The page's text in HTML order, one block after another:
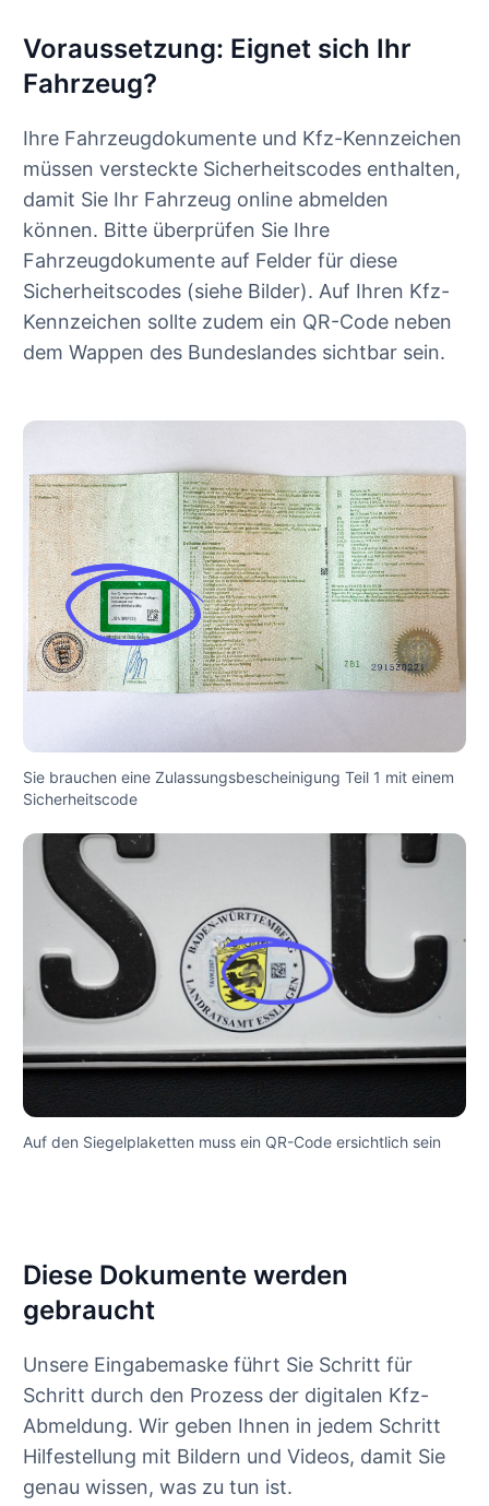
Voraussetzung: Eignet sich Ihr
Fahrzeug?
Ihre Fahrzeugdokumente und Kfz-Kennzeichen
müssen versteckte Sicherheitscodes enthalten,
damit Sie Ihr Fahrzeug online abmelden
können. Bitte überprüfen Sie Ihre
Fahrzeugdokumente auf Felder für diese
Sicherheitscodes (siehe Bilder). Auf Ihren Kfz-
Kennzeichen sollte zudem ein QR-Code neben
dem Wappen des Bundeslandes sichtbar sein.
Sie brauchen eine Zulassungsbescheinigung Teil 1 mit einem
Sicherheitscode
Auf den Siegelplaketten muss ein QR-Code ersichtlich sein
Diese Dokumente werden
gebraucht
Unsere Eingabemaske führt Sie Schritt für
Schritt durch den Prozess der digitalen Kfz-
Abmeldung. Wir geben Ihnen in jedem Schritt
Hilfestellung mit Bildern und Videos, damit Sie
genau wissen, was zu tun ist.